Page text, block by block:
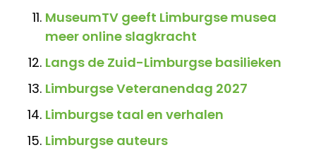
MuseumTV geeft Limburgse musea
meer online slagkracht
Langs de Zuid-Limburgse basilieken
Limburgse Veteranendag 2027
Limburgse taal en verhalen
Limburgse auteurs